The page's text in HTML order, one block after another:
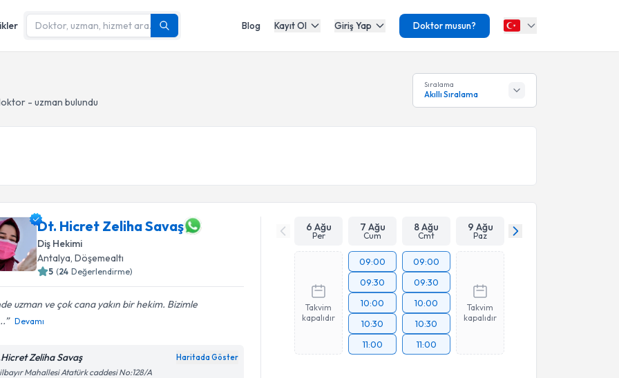
Blog Kayıt Ol Giriş Yap Doktor musun?
- uzman bulundu
Sıralama
Akıllı Sıralama
Dt. Hicret Zeliha Savaş
Diş Hekimi
Antalya, Döşemealtı
5 (24 Değerlendirme)
uzman ve çok cana yakın bir hekim. Bizimle
Devamı
Zeliha Savaş Haritada Göster
Mahallesi Atatürk caddesi No:128/A
6 Ağu
Per
7 Ağu
Cum
8 Ağu
Cmt
9 Ağu
Paz
Takvim
kapalıdır
09:00
09:30
10:00
10:30
11:00
09:00
09:30
10:00
10:30
11:00
Takvim
kapalıdır